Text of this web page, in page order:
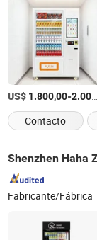
US$ 1.800,00-2.000,00
Contacto
Shenzhen Haha
Fabricante/Fábrica